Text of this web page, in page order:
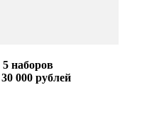
5 наборов
30 000 рублей